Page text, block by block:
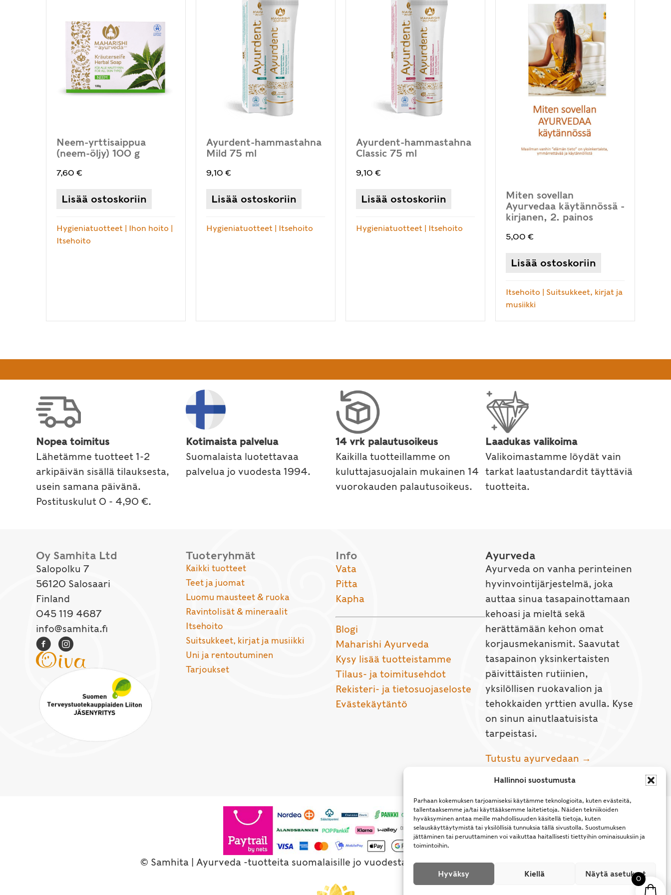
Hallinnoi suostumusta
Parhaan kokemuksen tarjoamiseksi käytämme teknologioita, kuten evästeitä,
tallentaaksemme ja/tai käyttääksemme laitetietoja. Näiden tekniikoiden
hyväksyminen antaa meille mahdollisuuden käsitellä tietoja, kuten
selauskäyttäytymistä tai yksilöllisiä tunnuksia tällä sivustolla. Suostumuksen
jättäminen tai peruuttaminen voi vaikuttaa haitallisesti tiettyihin ominaisuuksiin ja
toimintoihin.
Hyväksy Kiellä Näytä asetukset
Neem-yrttisaippua
(neem-öljy) 100 g
7,60 €
Lisää ostoskoriin
Hygieniatuotteet Ihon hoito
Itsehoito
Ayurdent-hammastahna
Mild 75 ml
9,10 €
Lisää ostoskoriin
Hygieniatuotteet Itsehoito
Ayurdent-hammastahna
Classic 75 ml
9,10 €
Lisää ostoskoriin
Hygieniatuotteet Itsehoito
Miten sovellan
Ayurvedaa käytännössä -
kirjanen, 2. painos
5,00 €
Lisää ostoskoriin
Itsehoito
Suitsukkeet, kirjat ja
musiikki
Nopea toimitus
Lähetämme tuotteet 1-2
arkipäivän sisällä tilauksesta,
usein samana päivänä.
Postituskulut 0 - 4,90 €.
Kotimaista palvelua
Suomalaista luotettavaa
palvelua jo vuodesta 1994.
14 vrk palautusoikeus
Kaikilla tuotteillamme on
kuluttajasuojalain mukainen 14
vuorokauden palautusoikeus.
Laadukas valikoima
Valikoimastamme löydät vain
tarkat laatustandardit täyttäviä
tuotteita.
Oy Samhita Ltd
Salopolku 7
56120 Salosaari
Finland
045 119 4687
info@samhita.fi
Tuoteryhmät
Kaikki tuotteet
Teet ja juomat
Luomu mausteet & ruoka
Ravintolisät & mineraalit
Itsehoito
Suitsukkeet, kirjat ja musiikki
Uni ja rentoutuminen
Tarjoukset
Info
Vata
Pitta
Kapha
Blogi
Maharishi Ayurveda
Kysy lisää tuotteistamme
Tilaus- ja toimitusehdot
Rekisteri- ja tietosuojaseloste
Evästekäytäntö
Ayurveda
Ayurveda on vanha perinteinen
hyvinvointijärjestelmä, joka
auttaa sinua tasapainottamaan
kehoasi ja mieltä sekä
herättämään kehon omat
korjausmekanismit. Saavutat
tasapainon yksinkertaisten
päivittäisten rutiinien,
yksilöllisen ruokavalion ja
tehokkaiden yrttien avulla. Kyse
on sinun ainutlaatuisista
tarpeistasi.
Tutustu ayurvedaan →
© Samhita | Ayurveda -tuotteita suomalaisille jo vuodesta 1994. All Rights Reserved.
0